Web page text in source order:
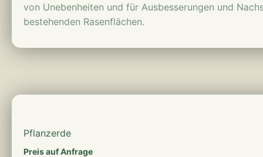
von Unebenheiten und für Ausbesserungen und
bestehenden Rasenflächen.
Pflanzerde
Preis auf Anfrage